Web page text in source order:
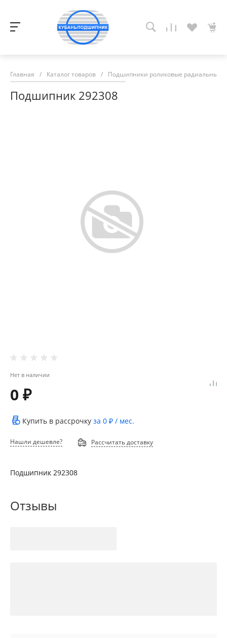
Главная / Каталог товаров / Подшипники роликовые радиальные
Подшипник 292308
Нет в наличии
0 ₽
Купить в рассрочку за 0 ₽ / мес.
Нашли дешевле? Рассчитать доставку
Подшипник 292308
Отзывы